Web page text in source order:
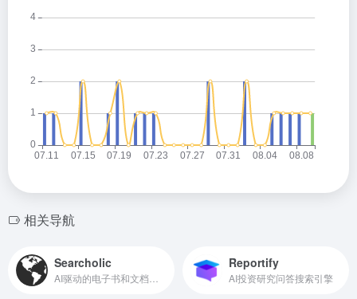
相关导航
Searcholic Reportify
AI投资研究问答搜索引擎